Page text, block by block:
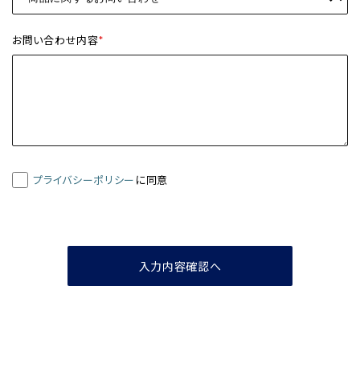
お問い合わせ内容*
プライバシーポリシー に同意
入力内容確認へ